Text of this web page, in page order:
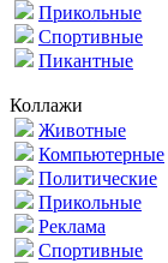
Прикольные
Спортивные
Пикантные
Коллажи
Животные
Компьютерные
Политические
Прикольные
Реклама
Спортивные